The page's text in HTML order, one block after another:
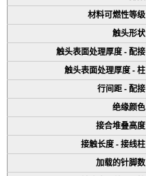
材料可燃性等级
触头形状
触头表面处理厚度 - 配接
触头表面处理厚度 - 柱
行间距 - 配接
绝缘颜色
接合堆叠高度
接触长度 - 接线柱
加载的针脚数